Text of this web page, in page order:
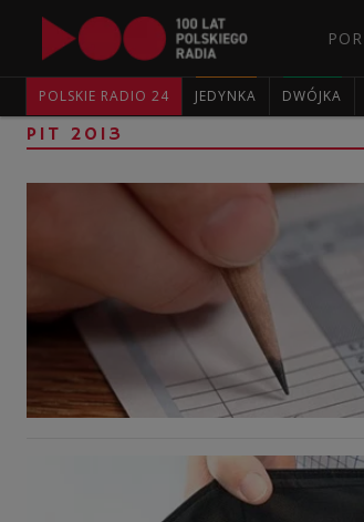
POLSKIE RADIO 24 JEDYNKA DWÓJKA
PIT 2013